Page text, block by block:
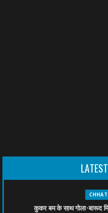
कुकर बम के साथ गोला-बारूद